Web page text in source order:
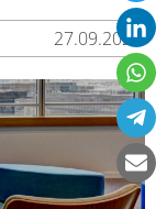
27.09.2021